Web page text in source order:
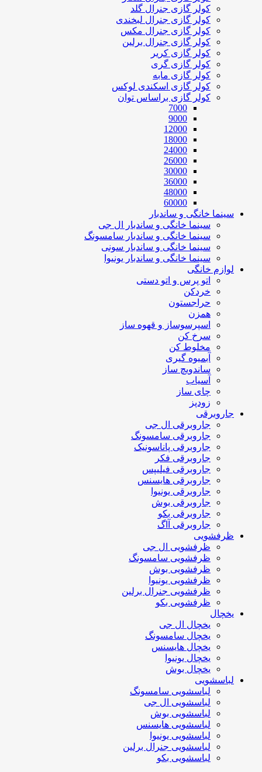
کولر گازی جنرال گلد
کولر گازی جنرال لبخندی
کولر گازی جنرال مکس
کولر گازی جنرال برلین
کولر گازی کریر
کولر گازی گری
کولر گازی مابه
کولر گازی اسکندی لوکس
کولر گازی براساس توان
7000
9000
12000
18000
24000
26000
30000
36000
48000
60000
سینما خانگی و ساندبار
سینما خانگی و ساندبار ال جی
سینما خانگی و ساندبار سامسونگ
سینما خانگی و ساندبار سونی
سینما خانگی و ساندبار یونیوا
لوازم خانگی
اتو پرس و اتو دستی
خردکن
حراجستون
همزن
اسپرسوساز و قهوه ساز
سرخ کن
مخلوط کن
آبمیوه گیری
ساندویچ ساز
آسیاب
چای ساز
زودپز
جاروبرقی
جاروبرقی ال جی
جاروبرقی سامسونگ
جاروبرقی پاناسونیک
جاروبرقی فکر
جاروبرقی فیلیپس
جاروبرقی هایسنس
جاروبرقی یونیوا
جاروبرقی بوش
جاروبرقی بکو
جاروبرقی آاگ
ظرفشویی
ظرفشویی ال جی
ظرفشویی سامسونگ
ظرفشویی بوش
ظرفشویی یونیوا
ظرفشویی جنرال برلین
ظرفشویی بکو
یخچال
یخچال ال جی
یخچال سامسونگ
یخچال هایسنس
یخچال یونیوا
یخچال بوش
لباسشویی
لباسشویی سامسونگ
لباسشویی ال جی
لباسشویی بوش
لباسشویی هایسنس
لباسشویی یونیوا
لباسشویی جنرال برلین
لباسشویی بکو